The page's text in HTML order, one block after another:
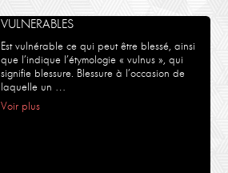
VULNERABLES
Est vulnérable ce qui peut être blessé, ainsi
que l’indique l’étymologie « vulnus », qui
signifie blessure. Blessure à l’occasion de
laquelle un …
Voir plus